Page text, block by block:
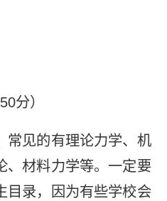
分）
常见的有理论力学、机
、材料力学等。一定要
目录，因为有些学校会